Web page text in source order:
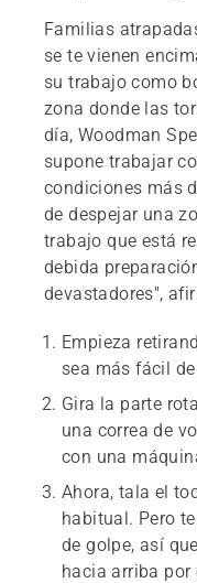
Familias
se te vienen
su trabajo como
zona donde las
día, Woodman
supone trabajar
condiciones más
de despejar una
trabajo que está
debida
devastadores",
Empieza
sea más fácil
Gira la parte
una correa de
con una
Ahora, tala el
habitual. Pero
de golpe, así
hacia arriba por